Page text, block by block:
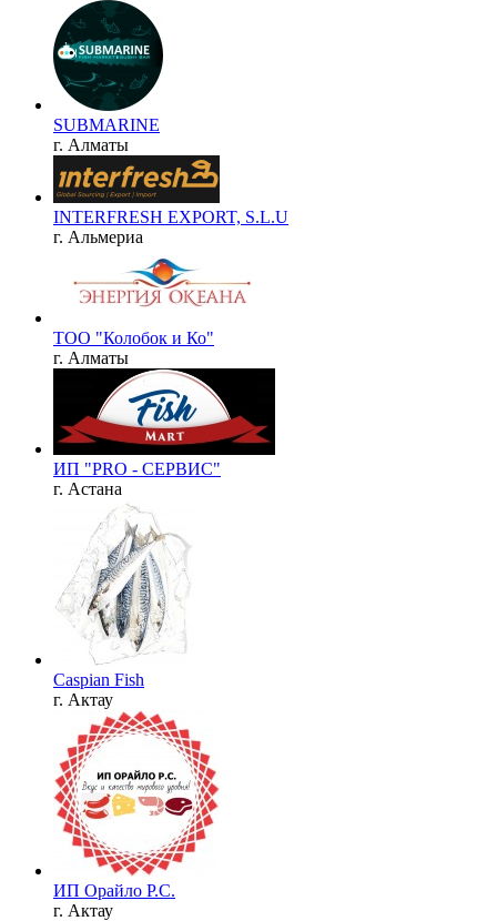
SUBMARINE
г. Алматы
INTERFRESH EXPORT, S.L.U
г. Альмериа
ТОО "Колобок и Ко"
г. Алматы
ИП "PRO - СЕРВИС"
г. Астана
Caspian Fish
г. Актау
ИП Орайло Р.С.
г. Актау